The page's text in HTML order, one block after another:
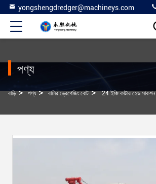
yongshengdredger@machineys.com
পণ্য
বাড়ি > পণ্য > বালির ড্রেগেজিং বোট > 24 ইঞ্চি কাটার হেড সাকশন বালির ড্রেজিং